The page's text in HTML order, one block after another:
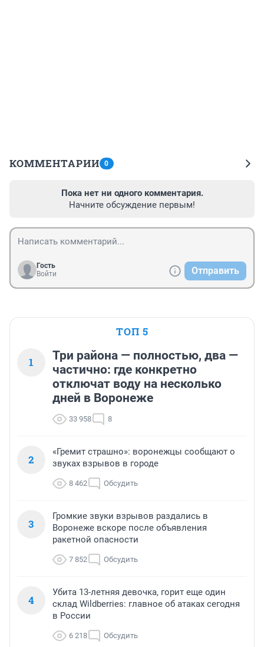
КОММЕНТАРИИ 0
Пока нет ни одного комментария.
Начните обсуждение первым!
Гость
Войти
Отправить
ТОП 5
1
Три района — полностью, два —
частично: где конкретно
отключат воду на несколько
дней в Воронеже
33 958 8
2
«Гремит страшно»: воронежцы сообщают о
звуках взрывов в городе
8 462 Обсудить
3
Громкие звуки взрывов раздались в
Воронеже вскоре после объявления
ракетной опасности
7 852 Обсудить
4
Убита 13-летняя девочка, горит еще один
склад Wildberries: главное об атаках сегодня
в России
6 218 Обсудить